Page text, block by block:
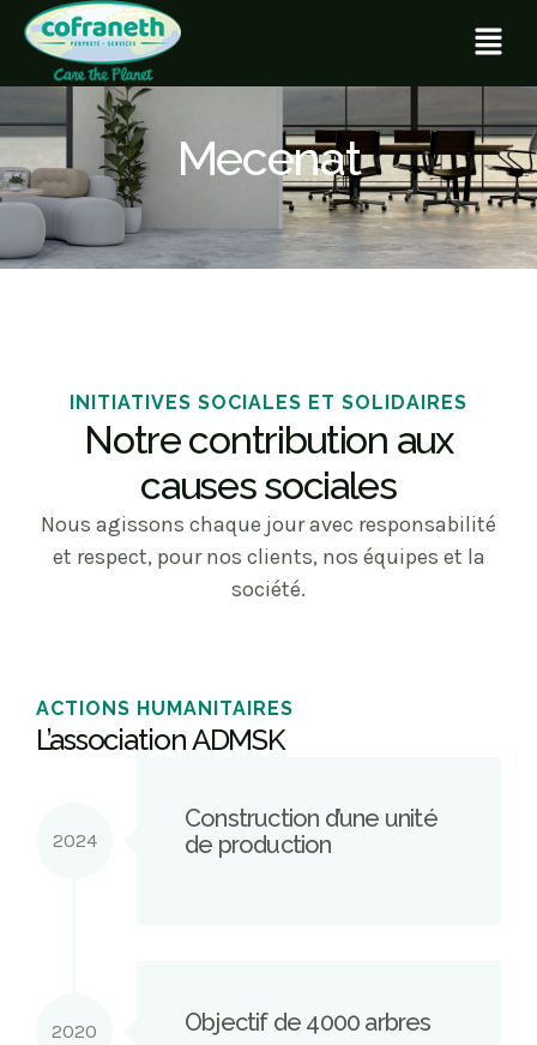
Mecenat
INITIATIVES SOCIALES ET SOLIDAIRES
Notre contribution aux
causes sociales
Nous agissons chaque jour avec responsabilité
et respect, pour nos clients, nos équipes et la
société.
ACTIONS HUMANITAIRES
L’association ADMSK
Construction d’une unité
de production
2024
Objectif de 4000 arbres
2020